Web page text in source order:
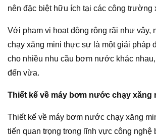
nên đặc biệt hữu ích tại các công trường
Với phạm vi hoạt động rộng rãi như vậy,
chạy xăng mini thực sự là một giải pháp
cho nhiều nhu cầu bơm nước khác
đến vừa.
Thiết kế về máy bơm nước chạy xăng
Thiết kế về máy bơm nước chạy xăng
tiến quan trọng trong lĩnh vực công